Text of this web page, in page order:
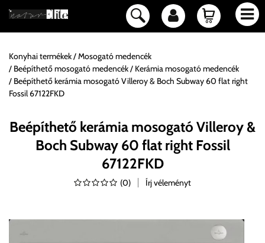
Konyhai termékek
Mosogató medencék
Beépíthető mosogató medencék
Kerámia mosogató medencék
Beépíthető kerámia mosogató Villeroy & Boch Subway 60 flat right
Fossil 67122FKD
Beépíthető kerámia mosogató Villeroy &
Boch Subway 60 flat right Fossil
67122FKD
(0) Írj véleményt